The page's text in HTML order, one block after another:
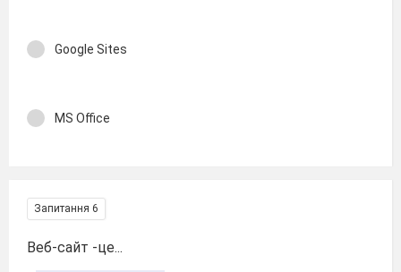
Google Sites
MS Office
Запитання 6
Веб-сайт -це...